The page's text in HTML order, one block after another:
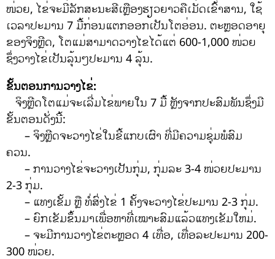
ໜ່ວຍ, ໄຂ່ຈະມີລັກສະນະສີເຫຼືອງຮຽວຍາວຄືເມັດເຂົ້າສານ, ໃຊ້
ເວລາປະມານ 7 ມື້ກ່ອນແຕກອອກເປັນໂຕອ່ອນ. ຕະຫຼອດອາຍຸ
ຂອງຈິງຫຼີດ, ໂຕແມ່ສາມາດວາງໄຂໄດ້ແຕ່ 600-1,000 ໜ່ວຍ
ຊຶ່ງວາງໄຂ່ເປັນລຸ້ນໆປະມານ 4 ລຸ້ນ.
ຂັ້ນຕອນການວາງໄຂ່:
ຈິງຫຼີດໂຕແມ່ຈະເລີ່ມໄຂ່ພາຍໃນ 7 ມື້ ຫຼັງຈາກປະສົມພັນຊຶ່ງມີ
ຂັ້ນຕອນດັ່ງນີ້:
– ຈິງຫຼີດຈະວາງໄຂ່ໃນຂີ້ແກບເຜົາ ທີ່ມີຄວາມຊຸ່ມພໍສົມ
ຄວນ.
– ການວາງໄຂ່ຈະວາງເປັນກຸ່ມ, ກຸ່ມລະ 3-4 ໜ່ວຍປະມານ
2-3 ກຸ່ມ.
– ແທງເຂັ້ມ ຫຼື ທໍ່ສົ່ງໄຂ່ 1 ຄັ້ງຈະວາງໄຂ່ປະມານ 2-3 ກຸ່ມ.
– ຍົກເຂັມຂຶ້ນມາເພື່ອຫາທີ່ເໝາະສົມແລ້ວແທງເຂັມໃຫມ່.
– ຈະມີການວາງໄຂ່ຕະຫຼອດ 4 ເທື່ອ, ເທື່ອລະປະມານ 200-
300 ໜ່ວຍ.